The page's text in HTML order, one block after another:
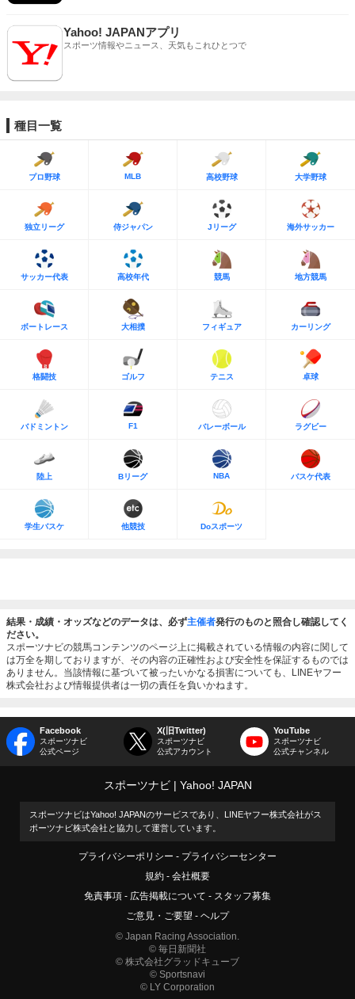
Yahoo! JAPANアプリ
スポーツ情報やニュース、天気もこれひとつで
種目一覧
プロ野球 MLB 高校野球 大学野球
独立リーグ 侍ジャパン Jリーグ 海外サッカー
サッカー代表 高校年代 競馬 地方競馬
ボートレース 大相撲 フィギュア カーリング
格闘技 ゴルフ テニス 卓球
バドミントン F1 バレーボール ラグビー
陸上 Bリーグ NBA バスケ代表
学生バスケ 他競技 Doスポーツ
結果・成績・オッズなどのデータは、必ず主催者発行のものと照合し確認してく
ださい。
スポーツナビの競馬コンテンツのページ上に掲載されている情報の内容に関して
は万全を期しておりますが、その内容の正確性および安全性を保証するものでは
ありません。当該情報に基づいて被ったいかなる損害についても、LINEヤフー
株式会社および情報提供者は一切の責任を負いかねます。
Facebook
スポーツナビ
公式ページ
X(旧Twitter)
スポーツナビ
公式アカウント
YouTube
スポーツナビ
公式チャンネル
スポーツナビ Yahoo! JAPAN
スポーツナビはYahoo! JAPANのサービスであり、LINEヤフー株式会社がス
ポーツナビ株式会社と協力して運営しています。
プライバシーポリシー
プライバシーセンター
規約
会社概要
免責事項
広告掲載について
スタッフ募集
ご意見・ご要望
ヘルプ
© Japan Racing Association.
© 毎日新聞社
© 株式会社グラッドキューブ
© Sportsnavi
© LY Corporation